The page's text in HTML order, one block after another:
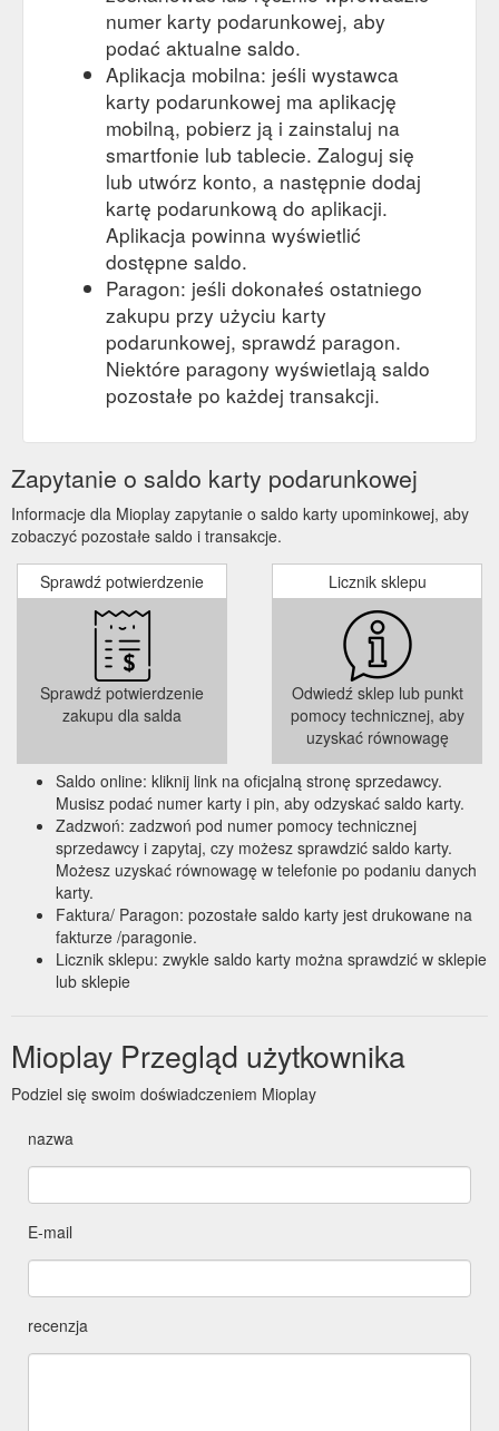
numer karty podarunkowej, aby
podać aktualne saldo.
Aplikacja mobilna: jeśli wystawca
karty podarunkowej ma aplikację
mobilną, pobierz ją i zainstaluj na
smartfonie lub tablecie. Zaloguj się
lub utwórz konto, a następnie dodaj
kartę podarunkową do aplikacji.
Aplikacja powinna wyświetlić
dostępne saldo.
Paragon: jeśli dokonałeś ostatniego
zakupu przy użyciu karty
podarunkowej, sprawdź paragon.
Niektóre paragony wyświetlają saldo
pozostałe po każdej transakcji.
Zapytanie o saldo karty podarunkowej
Informacje dla Mioplay zapytanie o saldo karty upominkowej, aby
zobaczyć pozostałe saldo i transakcje.
Sprawdź potwierdzenie
Sprawdź potwierdzenie
zakupu dla salda
Licznik sklepu
Odwiedź sklep lub punkt
pomocy technicznej, aby
uzyskać równowagę
Saldo online: kliknij link na oficjalną stronę sprzedawcy.
Musisz podać numer karty i pin, aby odzyskać saldo karty.
Zadzwoń: zadzwoń pod numer pomocy technicznej
sprzedawcy i zapytaj, czy możesz sprawdzić saldo karty.
Możesz uzyskać równowagę w telefonie po podaniu danych
karty.
Faktura/ Paragon: pozostałe saldo karty jest drukowane na
fakturze /paragonie.
Licznik sklepu: zwykle saldo karty można sprawdzić w sklepie
lub sklepie
Mioplay Przegląd użytkownika
Podziel się swoim doświadczeniem Mioplay
nazwa
E-mail
recenzja